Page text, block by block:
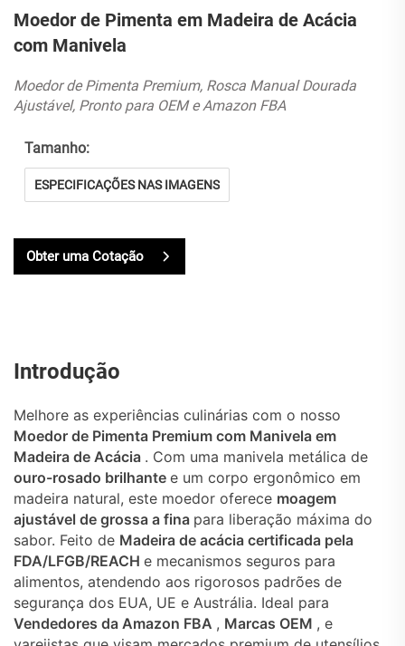
Moedor de Pimenta em Madeira de Acácia
com Manivela
Moedor de Pimenta Premium, Rosca Manual Dourada
Ajustável, Pronto para OEM e Amazon FBA
Tamanho:
ESPECIFICAÇÕES NAS IMAGENS
Obter uma Cotação
Introdução
Melhore as experiências culinárias com o nosso
Moedor de Pimenta Premium com Manivela em
Madeira de Acácia . Com uma manivela metálica de
ouro-rosado brilhante e um corpo ergonômico em
madeira natural, este moedor oferece moagem
ajustável de grossa a fina para liberação máxima do
sabor. Feito de Madeira de acácia certificada pela
FDA/LFGB/REACH e mecanismos seguros para
alimentos, atendendo aos rigorosos padrões de
segurança dos EUA, UE e Austrália. Ideal para
Vendedores da Amazon FBA , Marcas OEM , e